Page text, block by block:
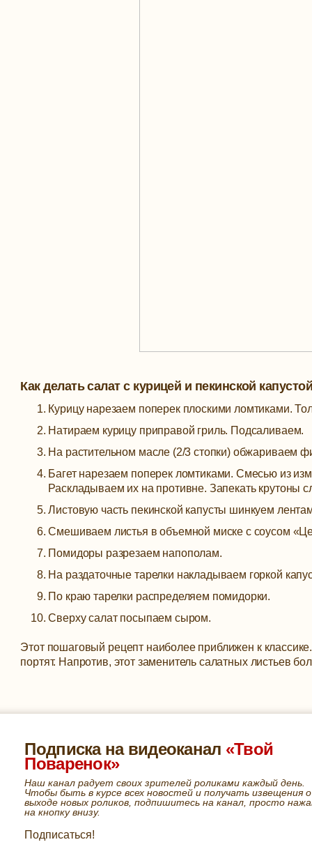
Как делать салат с курицей и пекинской
Курицу нарезаем поперек плоскими ломтиками.
Натираем курицу приправой гриль. Подсаливаем.
На растительном масле (2/3 стопки) обжариваем
Багет нарезаем поперек ломтиками. Смесью из
Раскладываем их на противне. Запекать крутоны
Листовую часть пекинской капусты шинкуем
Смешиваем листья в объемной миске с соусом
Помидоры разрезаем напополам.
На раздаточные тарелки накладываем горкой
По краю тарелки распределяем помидорки.
Сверху салат посыпаем сыром.
Этот пошаговый рецепт наиболее приближен к
портят. Напротив, этот заменитель салатных листьев
Подписка на видеоканал «Твой
Поваренок»
Наш канал радует своих зрителей роликами каждый день.
Чтобы быть в курсе всех новостей и получать извещения о
выходе новых роликов, подпишитесь на канал, просто
на кнопку внизу.
Подписаться!